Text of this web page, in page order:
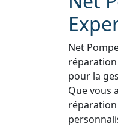
Net
réparation
pour la
Que vous